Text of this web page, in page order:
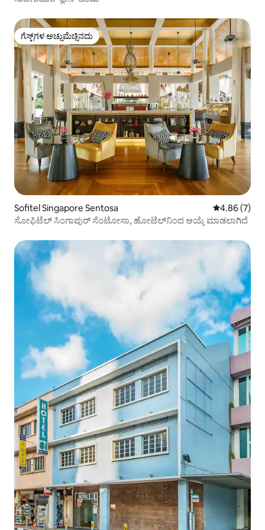
ಗೆಸ್ಟ್‌ಗಳ ಅಚ್ಚುಮೆಚ್ಚಿನದು
ಗೆಸ್ಟ್‌ಗಳ ಅಚ್ಚುಮೆಚ್ಚಿನದು
Sofitel Singapore Sentosa 5 ರಲ್ಲಿ 4.86
4.86 (7)
ಸೋಫಿಟೆಲ್ ಸಿಂಗಾಪುರ್ ಸೆಂಟೋಸಾ, ಹೋಟೆಲ್‌ನಿಂದ ಆಯ್ಕೆ ಮಾಡಲಾಗಿದೆ